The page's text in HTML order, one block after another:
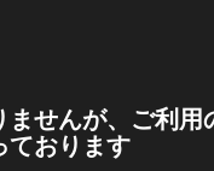
ませんが、ご利用
ております